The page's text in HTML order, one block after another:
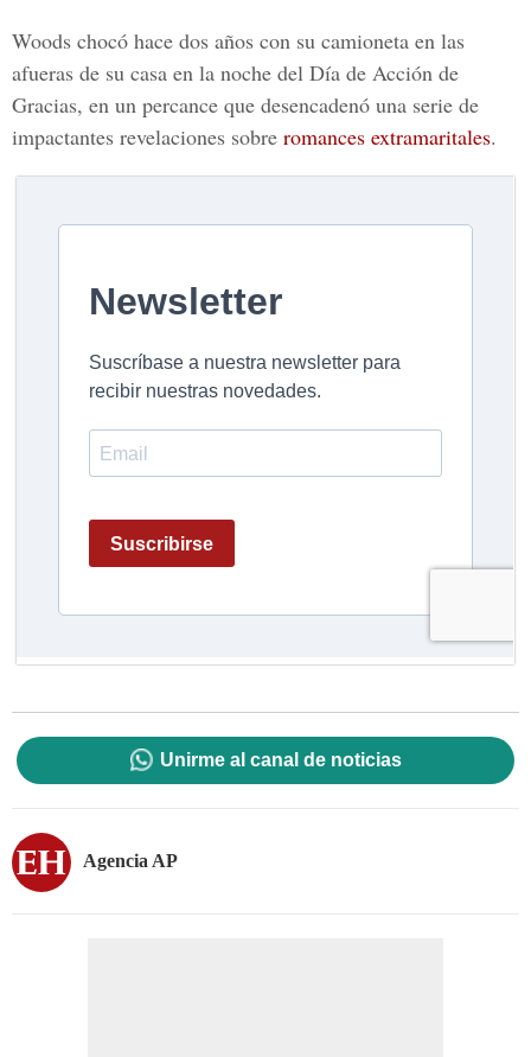
Woods chocó hace dos años con su camioneta en las
afueras de su casa en la noche del Día de Acción de
Gracias, en un percance que desencadenó una serie de
impactantes revelaciones sobre romances extramaritales.
Unirme al canal de noticias
Agencia AP